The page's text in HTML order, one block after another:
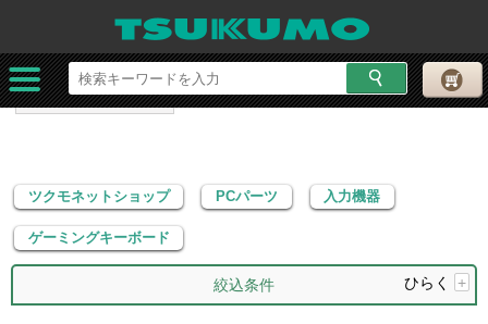
ツクモネットショップ PCパーツ
ゲーミングキーボード
ツクモネットショップ PCパーツ 入力機器
ゲーミングキーボード
絞込条件 ひらく +